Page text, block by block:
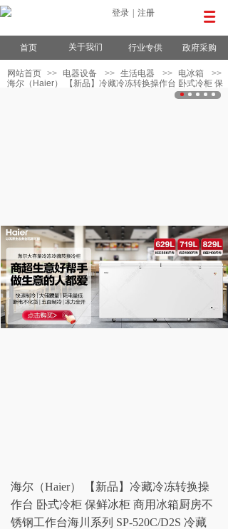
登录 注册
首页 关于我们 行业专供 政府采购
网站首页 >> 电器设备 >> 生活电器 >> 电冰箱
>>
海尔（Haier） 【新品】冷藏冷冻转换操作台 卧式冷柜 保
鲜冰柜 商用冰箱厨房不锈钢工作台海川系列 SP-
海尔（Haier） 【新品】冷藏冷冻转换操
作台 卧式冷柜 保鲜冰柜 商用冰箱厨房不
锈钢工作台海川系列 SP-520C/D2S 冷藏